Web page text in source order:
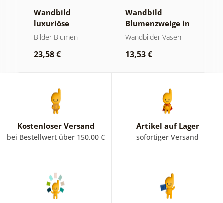
Wandbild
luxuriöse
blumenharmonie
Bilder Blumen
23,58 €
Wandbild
Blumenzweige in
einer schwarzen
Wandbilder Vasen
13,53 €
Kostenloser Versand
bei Bestellwert über 150.00 €
Artikel auf Lager
sofortiger Versand